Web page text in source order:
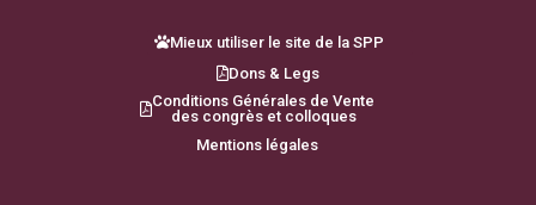
Mieux utiliser le site de la SPP
Dons & Legs
Conditions Générales de Vente
des congrès et colloques
Mentions légales